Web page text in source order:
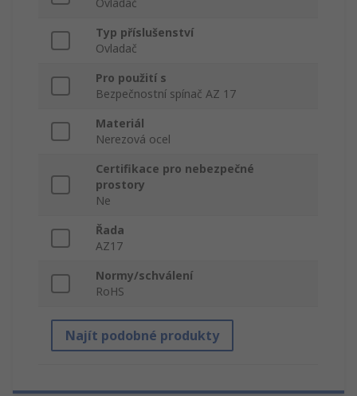
Ovladač
Typ příslušenství
Ovladač
Pro použití s
Bezpečnostní spínač AZ 17
Materiál
Nerezová ocel
Certifikace pro nebezpečné
prostory
Ne
Řada
AZ17
Normy/schválení
RoHS
Najít podobné produkty